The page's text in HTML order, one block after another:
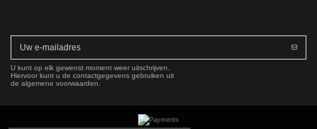
U kunt op elk gewenst moment weer uitschrijven.
Hiervoor kunt u de contactgegevens gebruiken uit
de algemene voorwaarden.